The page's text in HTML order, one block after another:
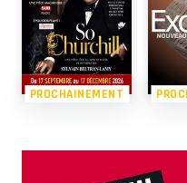
PROCHAINEMENT